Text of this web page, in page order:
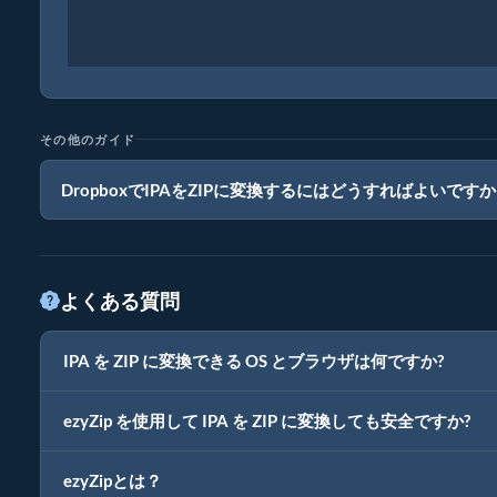
その他のガイド
DropboxでIPAをZIPに変換するにはどうすればよいです
よくある質問
IPA を ZIP に変換できる OS とブラウザは何ですか?
ezyZip を使用して IPA を ZIP に変換しても安全ですか?
ezyZipとは？